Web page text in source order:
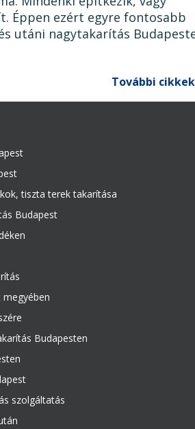
Éppen ezért egyre fontosabb
utáni nagytakarítás
További cikkek
tiszta terek takarítása
Budapest
Budapesten
szolgáltatás